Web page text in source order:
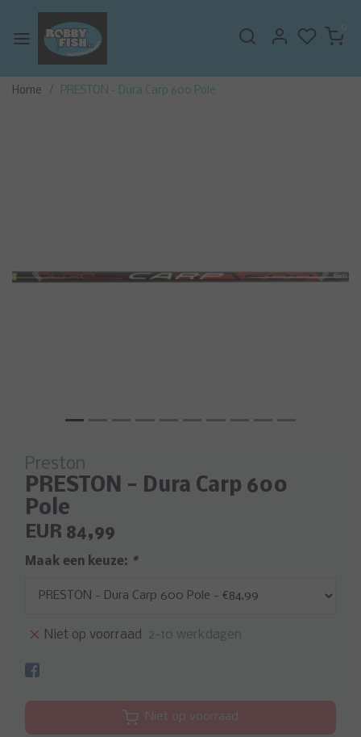
0
Home PRESTON - Dura Carp 600 Pole
Vorige
Preston
PRESTON - Dura Carp 600
Pole
EUR 84,99
Maak een keuze: *
Niet op voorraad 2-10 werkdagen
Niet op voorraad